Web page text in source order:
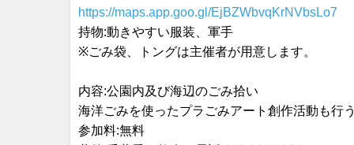
https://maps.app.goo.gl/EjBZWbvqKrNVbsLo7
持物:動きやすい服装、軍手
※ごみ袋、トングは主催者が用意します。
内容:公園内及び海辺のごみ拾い
海洋ごみを使ったプラごみアート創作活動も行
参加料:無料